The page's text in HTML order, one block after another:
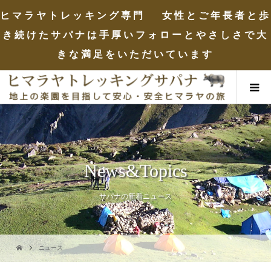
ヒマラヤトレッキング専門 女性とご年長者と歩
き続けたサパナは手厚いフォローとやさしさで大
きな満足をいただいています
News&Topics
サパナの新着ニュース
ニュース